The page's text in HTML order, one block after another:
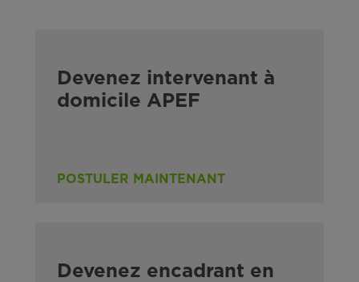
Devenez intervenant à
domicile APEF
POSTULER MAINTENANT
Devenez encadrant en